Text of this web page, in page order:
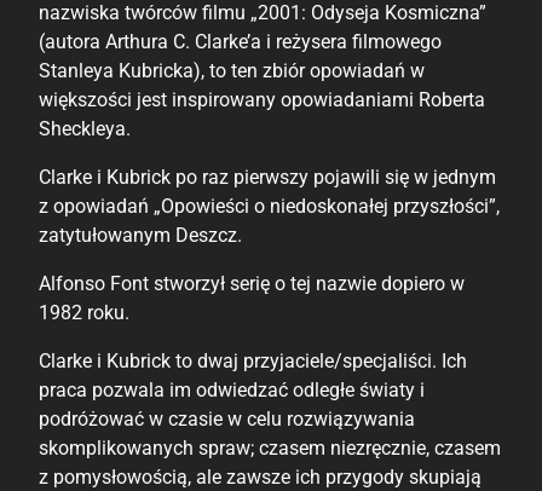
nazwiska twórców filmu „2001: Odyseja Kosmiczna”
(autora Arthura C. Clarke’a i reżysera filmowego
Stanleya Kubricka), to ten zbiór opowiadań w
większości jest inspirowany opowiadaniami Roberta
Sheckleya.
Clarke i Kubrick po raz pierwszy pojawili się w jednym
z opowiadań „Opowieści o niedoskonałej przyszłości”,
zatytułowanym Deszcz.
Alfonso Font stworzył serię o tej nazwie dopiero w
1982 roku.
Clarke i Kubrick to dwaj przyjaciele/specjaliści. Ich
praca pozwala im odwiedzać odległe światy i
podróżować w czasie w celu rozwiązywania
skomplikowanych spraw; czasem niezręcznie, czasem
z pomysłowością, ale zawsze ich przygody skupiają